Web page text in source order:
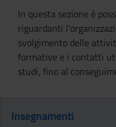
In questa sezione è
riguardanti
svolgimento delle
formative e i contatti
studi, fino al
Insegnamenti